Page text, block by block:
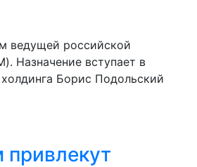
ведущей российской
Назначение вступает в
Борис Подольский
привлекут